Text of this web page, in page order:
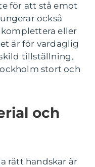
för att stå emot
också
komplettera eller
är för vardaglig
tillställning,
stort och
och
rätt handskar är